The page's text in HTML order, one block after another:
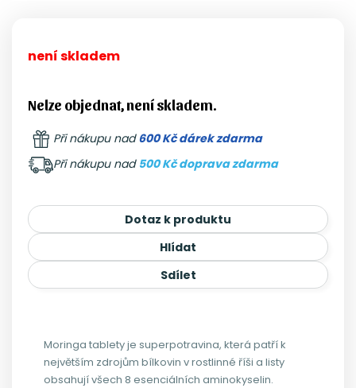
není skladem
Nelze objednat, není skladem.
Při nákupu nad600 Kč dárek zdarma
Při nákupu nad 500 Kč doprava zdarma
Dotaz k produktu
Hlídat
Sdílet
Moringa tablety je superpotravina, která patří k
největším zdrojům bílkovin v rostlinné říši a listy
obsahují všech 8 esenciálních aminokyselin.